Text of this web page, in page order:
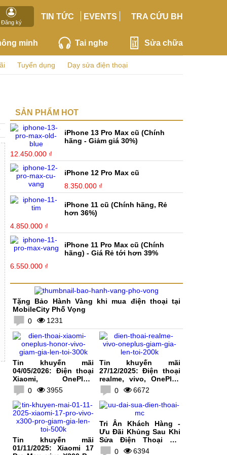
Đăng ký
TIN TỨC EVENTS TRA CỨU BH
minh Tai nghe Sửa chữa
Tuyển dụng Dạy sửa điện thoại
SẢN PHẨM HOT
iPhone 13 Pro Max cũ (Chính
hãng - Giảm giá 30%)
12.450.000 ₫
iPhone 12 Pro Max cũ
8.350.000 ₫
iPhone 11 cũ (Chính hãng, Rẻ
hơn 36%)
4.850.000 ₫
iPhone 11 Pro Max cũ (Chính
hãng) - Giá Rẻ tới hơn 39%
6.550.000 ₫
Tặng Bảo Hành Vàng khi mua điện thoại tại
MobileCity Phố Vọng
0
1231
Tin khuyến mãi
04/05/2026: Điện thoại
Xiaomi, OnePlus,
HONOR, vivo giảm giá
lên tới 300K
0 3955
Tin khuyến mãi
27/12/2025: Điện thoại
realme, vivo, OnePlus
giảm giá lên tới 200K
0 6672
Tin khuyến mãi
01/11/2025: Xiaomi 17
Tri Ân Khách Hàng -
Ưu Đãi Khủng Sau Khi
Sửa Điện Thoại Tại
MobileCity
0 6394